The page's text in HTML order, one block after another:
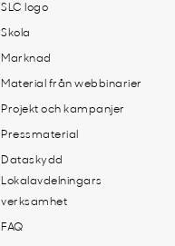
SLC logo
Skola
Marknad
Material från webbinarier
Projekt och kampanjer
Pressmaterial
Dataskydd
Lokalavdelningars
verksamhet
FAQ